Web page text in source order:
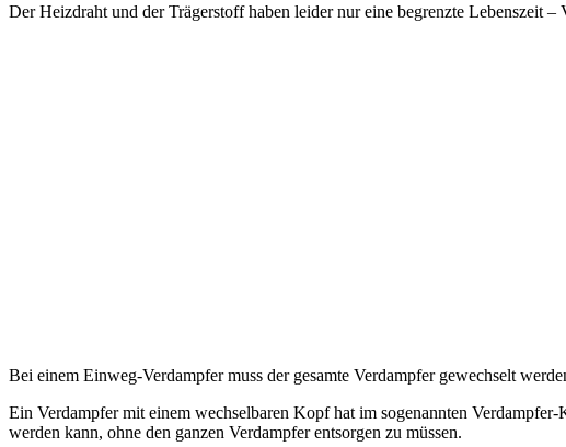
Der Heizdraht und der Trägerstoff haben leider nur eine begrenzte Lebenszeit
Bei einem Einweg-Verdampfer muss der gesamte Verdampfer gewechselt
Ein Verdampfer mit einem wechselbaren Kopf hat im sogenannten
werden kann, ohne den ganzen Verdampfer entsorgen zu müssen.